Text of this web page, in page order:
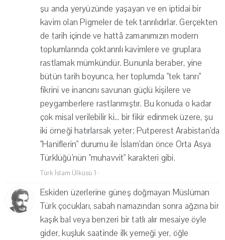
şu anda yeryüzünde yaşayan ve en iptidai bir
kavim olan Pigmeler de tek tanrılıdırlar. Gerçekten
de tarih içinde ve hattâ zamanımızın modern
toplumlarında çoktanrılı kavimlere ve gruplara
rastlamak mümkündür. Bununla beraber, yine
bütün tarih boyunca, her toplumda "tek tanrı"
fikrini ve inancını savunan güçlü kişilere ve
peygamberlere rastlanmıştır. Bu konuda o kadar
çok misal verilebilir ki... bir fikir edinmek üzere, şu
iki örneği hatırlarsak yeter; Putperest Arabistan'da
"Haniflerin" durumu ile İslam'dan önce Orta Asya
Türklüğü'nün "muhavvit" karakteri gibi.
Türk İslam Ülküsü 1 ·
Eskiden üzerlerine güneş doğmayan Müslüman
Türk çocukları, sabah namazından sonra ağzına bir
kaşık bal veya benzeri bir tatlı alır mesaiye öyle
gider, kuşluk saatinde ilk yemeği yer, öğle